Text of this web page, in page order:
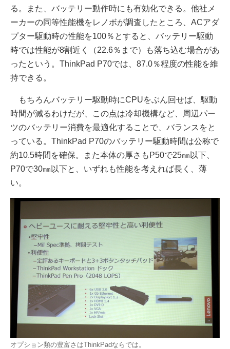
る。また、バッテリー動作時にも有効化できる。他社メ
ーカーの同等性能機をレノボが調査したところ、ACアダ
プター駆動時の性能を100％とすると、バッテリー駆動
時では性能が8割近く（22.6％まで）も落ち込む場合があ
ったという。ThinkPad P70では、87.0％程度の性能を維
持できる。
もちろんバッテリー駆動時にCPUをぶん回せば、駆動
時間が減るわけだが、この点は冷却機構など、周辺パー
ツのバッテリー消費を最適化することで、バランスをと
っている。ThinkPad P70のバッテリー駆動時間は公称で
約10.5時間を確保。また本体の厚さもP50で25㎜以下、
P70で30㎜以下と、いずれも性能を考えれば長く、薄
い。
オプション類の豊富さはThinkPadならでは。